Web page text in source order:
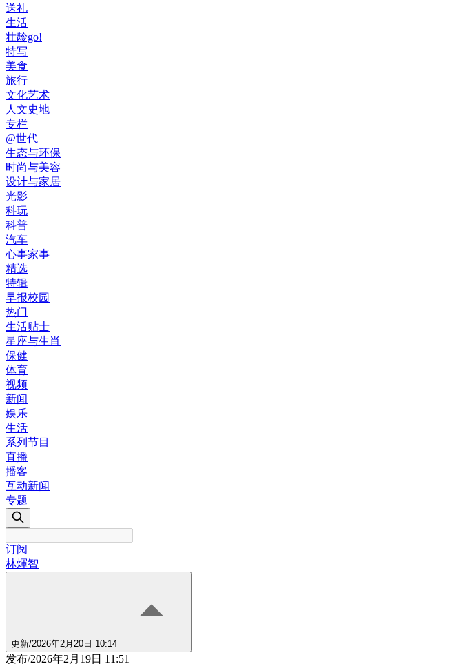
送礼
生活
壮龄go!
特写
美食
旅行
文化艺术
人文史地
专栏
@世代
生态与环保
时尚与美容
设计与家居
光影
科玩
科普
汽车
心事家事
精选
特辑
早报校园
热门
生活贴士
星座与生肖
保健
体育
视频
新闻
娱乐
生活
系列节目
直播
播客
互动新闻
专题
订阅
林煇智
更新/2026年2月20日 10:14
发布/2026年2月19日 11:51